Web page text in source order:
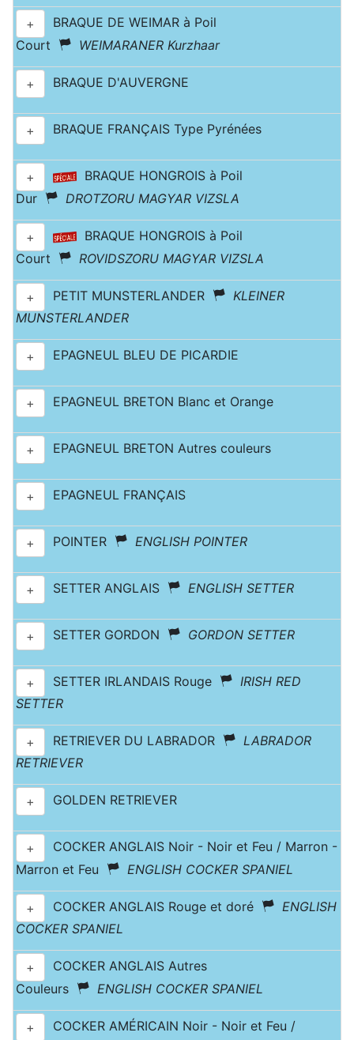
+
BRAQUE DE WEIMAR à Poil
Court
WEIMARANER Kurzhaar
+ BRAQUE D'AUVERGNE
+ BRAQUE FRANÇAIS Type Pyrénées
+
BRAQUE HONGROIS à Poil
Dur
DROTZORU MAGYAR VIZSLA
+
BRAQUE HONGROIS à Poil
Court
ROVIDSZORU MAGYAR VIZSLA
+ PETIT MUNSTERLANDER
KLEINER
MUNSTERLANDER
+ EPAGNEUL BLEU DE PICARDIE
+ EPAGNEUL BRETON Blanc et Orange
+ EPAGNEUL BRETON Autres couleurs
+ EPAGNEUL FRANÇAIS
+ POINTER ENGLISH POINTER
+ SETTER ANGLAIS ENGLISH SETTER
+ SETTER GORDON GORDON SETTER
+ SETTER IRLANDAIS Rouge
IRISH RED
SETTER
+ RETRIEVER DU LABRADOR
LABRADOR
RETRIEVER
+ GOLDEN RETRIEVER
+
COCKER ANGLAIS Noir - Noir et Feu / Marron -
Marron et Feu
ENGLISH COCKER SPANIEL
+ COCKER ANGLAIS Rouge et doré
ENGLISH
COCKER SPANIEL
+
COCKER ANGLAIS Autres
Couleurs
ENGLISH COCKER SPANIEL
+
COCKER AMÉRICAIN Noir - Noir et Feu /